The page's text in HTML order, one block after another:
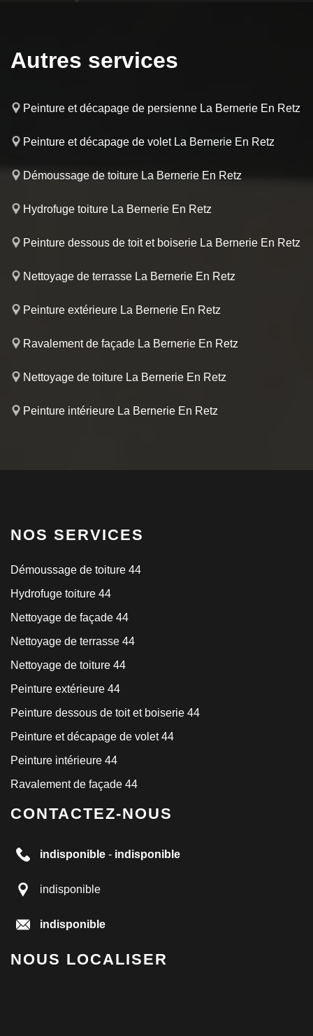
Autres services
Peinture et décapage de persienne La Bernerie En Retz
Peinture et décapage de volet La Bernerie En Retz
Démoussage de toiture La Bernerie En Retz
Hydrofuge toiture La Bernerie En Retz
Peinture dessous de toit et boiserie La Bernerie En Retz
Nettoyage de terrasse La Bernerie En Retz
Peinture extérieure La Bernerie En Retz
Ravalement de façade La Bernerie En Retz
Nettoyage de toiture La Bernerie En Retz
Peinture intérieure La Bernerie En Retz
NOS SERVICES
Démoussage de toiture 44
Hydrofuge toiture 44
Nettoyage de façade 44
Nettoyage de terrasse 44
Nettoyage de toiture 44
Peinture extérieure 44
Peinture dessous de toit et boiserie 44
Peinture et décapage de volet 44
Peinture intérieure 44
Ravalement de façade 44
CONTACTEZ-NOUS
indisponible - indisponible
indisponible
indisponible
NOUS LOCALISER